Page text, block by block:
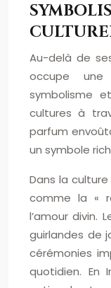
Au-delà de
occupe
symbolisme
cultures à
parfum
un symbole
Dans la
comme la «
l’amour divin.
guirlandes de
cérémonies
quotidien. En